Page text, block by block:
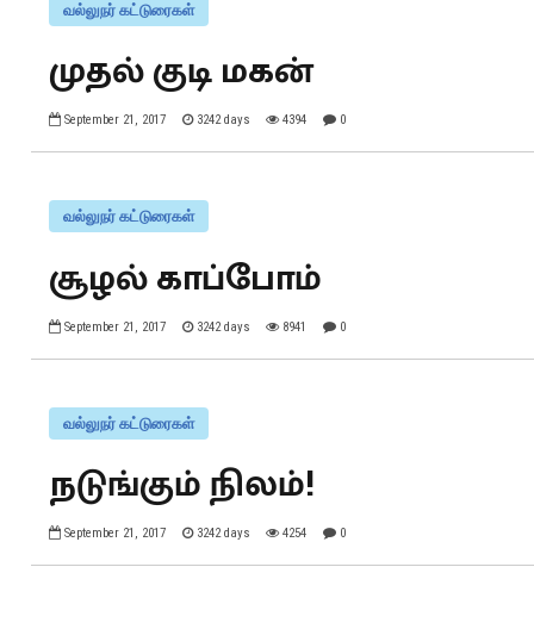
வல்லுநர் கட்டுரைகள்
முதல் குடி மகன்
September 21, 2017 3242 days 4394 0
வல்லுநர் கட்டுரைகள்
சூழல் காப்போம்
September 21, 2017 3242 days 8941 0
வல்லுநர் கட்டுரைகள்
நடுங்கும் நிலம்!
September 21, 2017 3242 days 4254 0